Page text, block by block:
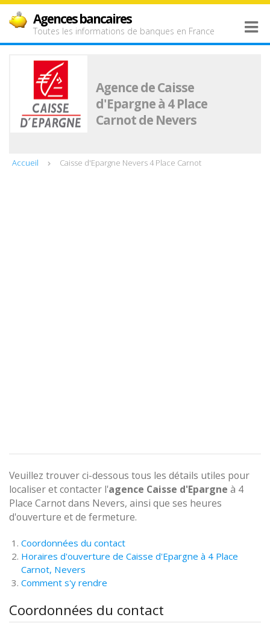
Agences bancaires
Toutes les informations de banques en France
Agence de Caisse
d'Epargne à 4 Place
Carnot de Nevers
Accueil Caisse d'Epargne Nevers 4 Place Carnot
Veuillez trouver ci-dessous tous les détails utiles pour
localiser et contacter l'agence Caisse d'Epargne à 4
Place Carnot dans Nevers, ainsi que ses heures
d'ouverture et de fermeture.
Coordonnées du contact
Horaires d'ouverture de Caisse d'Epargne à 4 Place
Carnot, Nevers
Comment s'y rendre
Coordonnées du contact